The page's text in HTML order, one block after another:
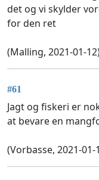
det og vi skylder
for den ret
(Malling, 2021-01-
#61
Jagt og fiskeri er
at bevare en
(Vorbasse, 2021-01-